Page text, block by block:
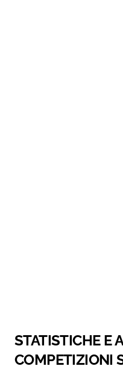
STATISTICHE E
COMPETIZIONI